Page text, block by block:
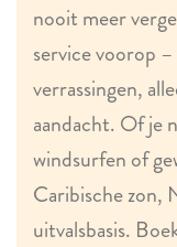
nooit meer
service voorop
verrassingen,
aandacht. Of je
windsurfen of
Caribische zon,
uitvalsbasis.